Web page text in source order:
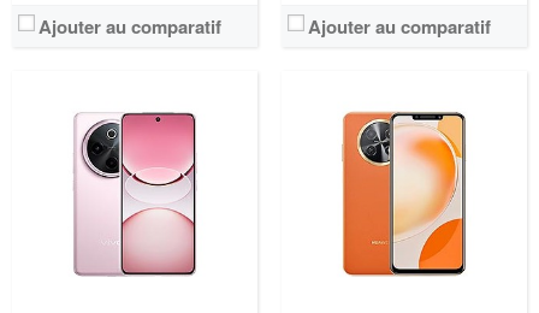
Ajouter au comparatif Ajouter au comparatif